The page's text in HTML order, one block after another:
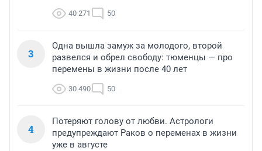
40 271 50
3
Одна вышла замуж за молодого, второй
развелся и обрел свободу: тюменцы — про
перемены в жизни после 40 лет
30 490 50
4
Потеряют голову от любви. Астрологи
предупреждают Раков о переменах в жизни
уже в августе